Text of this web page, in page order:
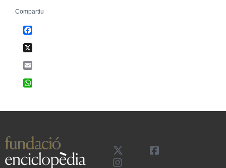
Compartiu